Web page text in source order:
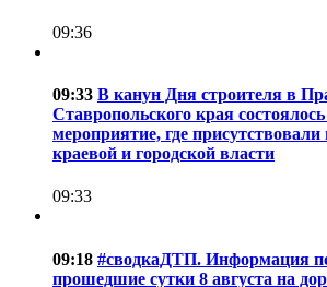
09:36
09:33 В канун Дня строителя в
Ставропольского края
мероприятие, где присутствовали
краевой и городской власти
09:33
09:18 #сводкаДТП. Информация
прошедшие сутки 8 августа на